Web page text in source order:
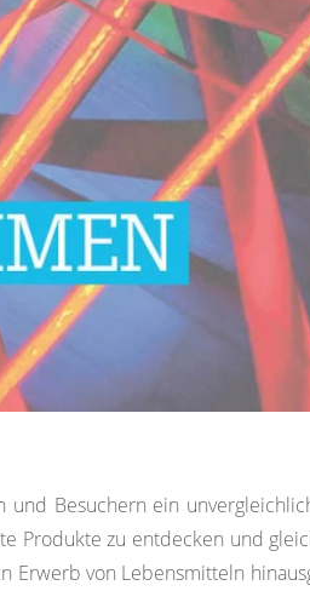
Besuchern ein
Produkte zu entdecken und
von Lebensmitteln